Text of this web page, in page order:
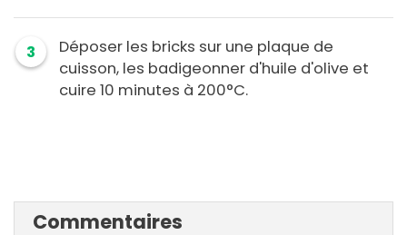
3
Déposer les bricks sur une plaque de
cuisson, les badigeonner d'huile d'olive et
cuire 10 minutes à 200°C.
Commentaires